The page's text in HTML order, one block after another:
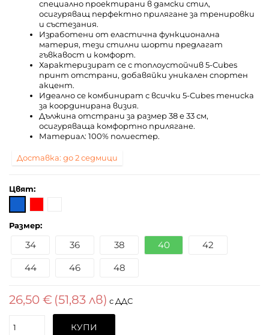
специално проектирани в дамски стил,
осигуряващ перфектно прилягане за тренировки
и състезания.
Изработени от еластична функционална
материя, тези стилни шорти предлагат
гъвкавост и комфорт.
Характеризират се с топлоустойчив 5-Cubes
принт отстрани, добавяйки уникален спортен
акцент.
Идеално се комбинират с всички 5-Cubes тениска
за координирана визия.
Дължина отстрани за размер 38 е 33 см,
осигуряваща комфортно прилягане.
Материал: 100% полиестер.
Доставка: до 2 седмици
Цвят:
Размер:
34 36 38 40
42
44
46 48
26,50 € (51,83 лв) с ДДС
Поръчайте КУПИ